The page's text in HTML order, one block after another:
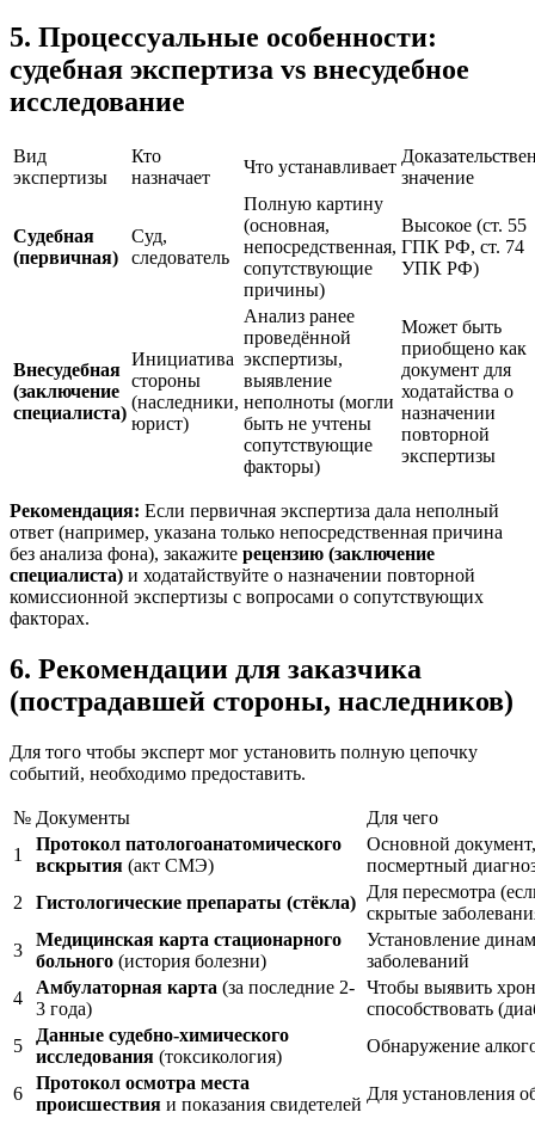
5. Процессуальные особенности:
судебная экспертиза vs внесудебное
исследование
Вид
экспертизы
Кто
назначает
Что устанавливает
значение
Судебная
(первичная)
Суд,
следователь
Полную картину
(основная,
непосредственная,
сопутствующие
причины)
Высокое (ст. 55
ГПК РФ, ст. 74
УПК РФ)
Внесудебная
(заключение
специалиста)
Инициатива
стороны
(наследники,
юрист)
Анализ ранее
проведённой
экспертизы,
выявление
неполноты (могли
быть не учтены
сопутствующие
факторы)
Может быть
приобщено как
документ для
ходатайства о
назначении
повторной
экспертизы
Рекомендация: Если первичная экспертиза дала неполный
ответ (например, указана только непосредственная причина
без анализа фона), закажите рецензию (заключение
специалиста) и ходатайствуйте о назначении повторной
комиссионной экспертизы с вопросами о сопутствующих
факторах.
6. Рекомендации для заказчика
(пострадавшей стороны, наследников)
Для того чтобы эксперт мог установить полную цепочку
событий, необходимо предоставить.
№ Документы
Для чего
1
Протокол патологоанатомического
вскрытия (акт СМЭ)
Основной
посмертный
2
Гистологические препараты (стёкла)
Для пересмотра
скрытые
3
Медицинская карта стационарного
больного (история болезни)
Установление
заболеваний
4
Амбулаторная карта (за последние 2-
3 года)
Чтобы выявить
способствовать
5
Данные судебно-химического
исследования (токсикология)
Обнаружение
6
Протокол осмотра места
происшествия и показания свидетелей
Для установления